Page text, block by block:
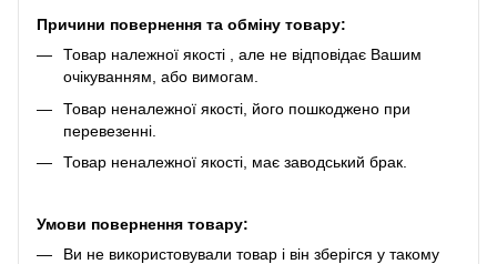
Причини повернення та обміну товару:
Товар належної якості , але не відповідає Вашим
очікуванням, або вимогам.
Товар неналежної якості, його пошкоджено при
перевезенні.
Товар неналежної якості, має заводський брак.
Умови повернення товару:
Ви не використовували товар і він зберігся у такому